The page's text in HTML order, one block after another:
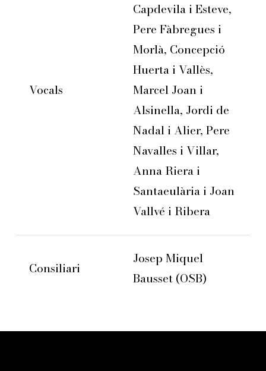
Vocals
Capdevila i Esteve,
Pere Fàbregues i
Morlà, Concepció
Huerta i Vallès,
Marcel Joan i
Alsinella, Jordi de
Nadal i Alier, Pere
Navalles i Villar,
Anna Riera i
Santaeulària i Joan
Vallvé i Ribera
Consiliari
Josep Miquel
Bausset (OSB)